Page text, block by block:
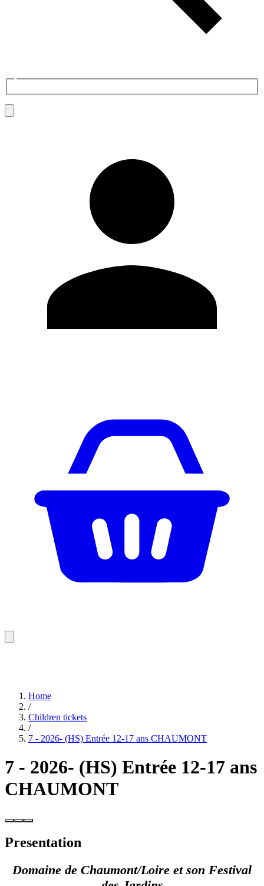
Home
/
Children tickets
/
7 - 2026- (HS) Entrée 12-17 ans CHAUMONT
7 - 2026- (HS) Entrée 12-17 ans
CHAUMONT
Presentation
Domaine de Chaumont/Loire et son Festival